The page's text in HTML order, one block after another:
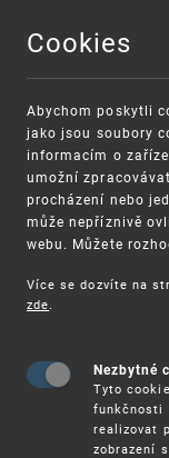
VAROVÁNÍ
Finanční
Cookies
Abychom poskytli
jako jsou soubory
informacím o
umožní
procházení nebo
může nepříznivě
webu. Můžete
Více se dozvíte na
zde.
Nezbytné
Tyto
funkčnosti
realizovat
zobrazení